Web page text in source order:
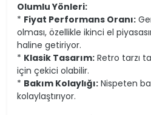
Olumlu Yönleri:
* Fiyat Performans Oranı:
olması, özellikle ikinci el
haline getiriyor.
* Klasik Tasarım: Retro tarzı
için çekici olabilir.
* Bakım Kolaylığı: Nispeten
kolaylaştırıyor.